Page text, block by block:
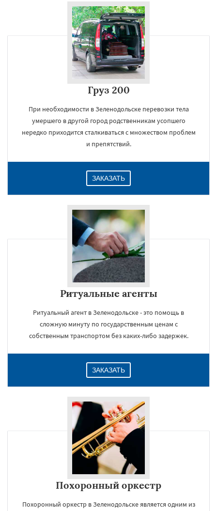
Груз 200
При необходимости в Зеленодольске перевозки тела
умершего в другой город родственникам усопшего
нередко приходится сталкиваться с множеством проблем
и препятствий.
ЗАКАЗАТЬ
Ритуальные агенты
Ритуальный агент в Зеленодольске - это помощь в
сложную минуту по государственным ценам с
собственным транспортом без каких-либо задержек.
ЗАКАЗАТЬ
Похоронный оркестр
Похоронный оркестр в Зеленодольске является одним из